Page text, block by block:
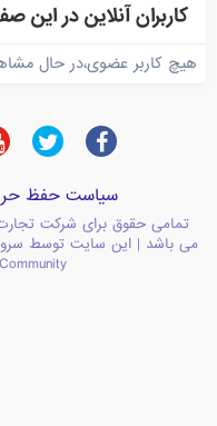
کاربران آنلاین در این
هیچ کاربر عضوی،در حال
سیاست حفظ
تمامی حقوق برای شرکت
می باشد | این سایت توسط